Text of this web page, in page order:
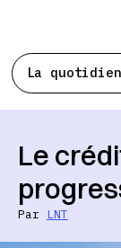
La
Le
Par LNT